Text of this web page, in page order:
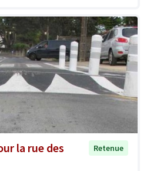
la rue des
Retenue